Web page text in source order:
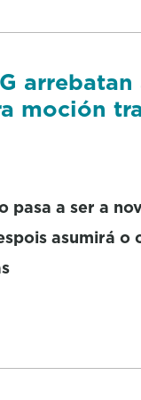
arrebatan
moción
pasa a ser a
asumirá o